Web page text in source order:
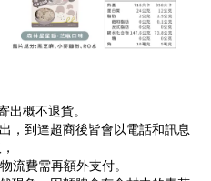
出概不退貨。
，到達超商後皆會以電話和訊息
流費需再額外支付。